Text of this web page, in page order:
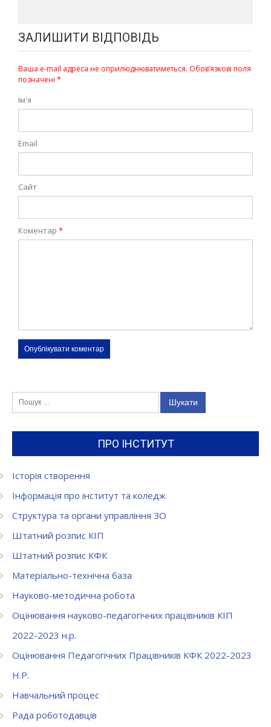
ЗАЛИШИТИ ВІДПОВІДЬ
Ваша e-mail адреса не оприлюднюватиметься. Обов’язкові поля
позначені *
Ім'я
Email
Сайт
Коментар *
ПРО ІНСТИТУТ
Історія створення
Інформація про інститут та коледж
Структура та органи управління ЗО
Штатний розпис КІП
Штатний розпис КФК
Матеріально-технічна база
Науково-методична робота
Оцінювання науково-педагогічних працівників КІП
2022-2023 н.р.
Оцінювання Педагогічних Працівників КФК 2022-2023
Н.Р.
Навчальний процес
Рада роботодавців